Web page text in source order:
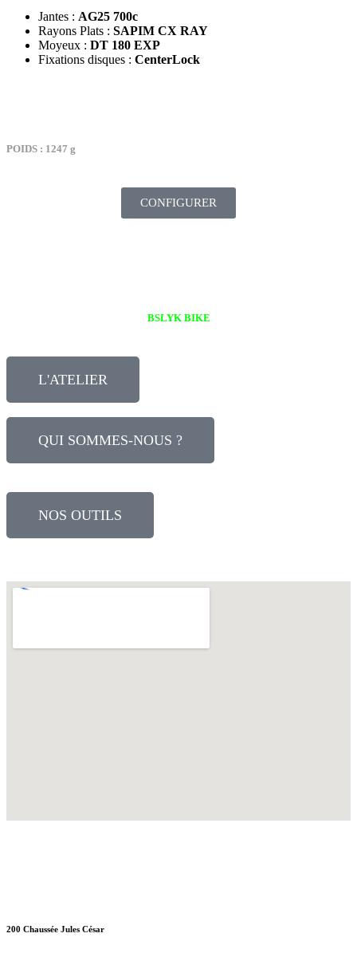
Jantes : AG25 700c
Rayons Plats : SAPIM CX RAY
Moyeux : DT 180 EXP
Fixations disques : CenterLock
POIDS : 1247 g
CONFIGURER
BSLYK BIKE
L'ATELIER
QUI SOMMES-NOUS ?
NOS OUTILS
200 Chaussée Jules César